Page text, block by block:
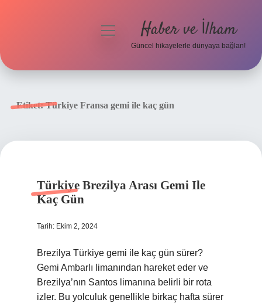
menüyü
Haber ve İlham
Güncel hikayelerle dünyaya bağlan!
Etiket:Türkiye Fransa gemi ile kaç gün
Türkiye Brezilya Arası Gemi Ile
Kaç Gün
Tarih: Ekim 2, 2024
Brezilya Türkiye gemi ile kaç gün sürer?
Gemi Ambarlı limanından hareket eder ve
Brezilya’nın Santos limanına belirli bir rota
izler. Bu yolculuk genellikle birkaç hafta sürer